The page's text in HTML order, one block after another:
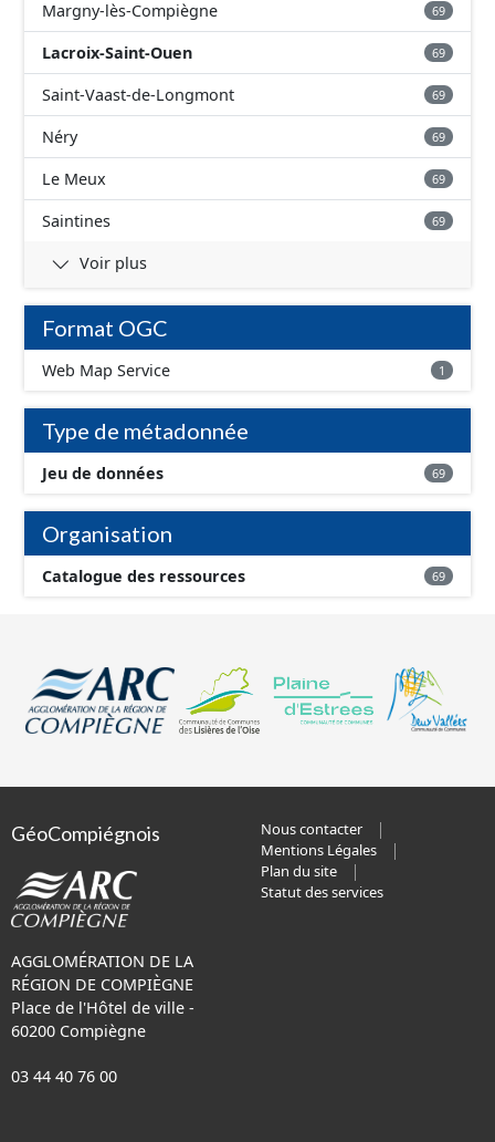
Margny-lès-Compiègne 69
Lacroix-Saint-Ouen 69
Saint-Vaast-de-Longmont 69
Néry 69
Le Meux 69
Saintines 69
Voir plus
Format OGC
Web Map Service 1
Type de métadonnée
Jeu de données 69
Organisation
Catalogue des ressources 69
GéoCompiégnois
AGGLOMÉRATION DE LA
RÉGION DE COMPIÈGNE
Place de l'Hôtel de ville -
60200 Compiègne
03 44 40 76 00
Nous contacter
Mentions Légales
Plan du site
Statut des services